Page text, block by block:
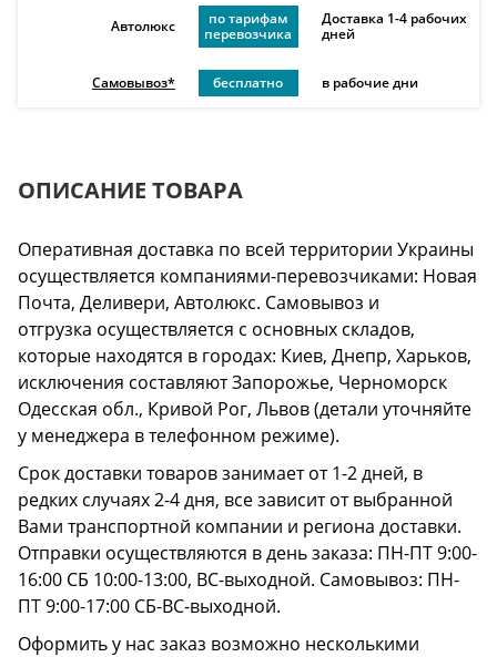
Автолюкс
по тарифам
перевозчика
Доставка 1-4 рабочих
дней
Самовывоз* бесплатно в рабочие дни
ОПИСАНИЕ ТОВАРА
Оперативная доставка по всей территории Украины
осуществляется компаниями-перевозчиками: Новая
Почта, Деливери, Автолюкс. Самовывоз и
отгрузка осуществляется с основных складов,
которые находятся в городах: Киев, Днепр, Харьков,
исключения составляют Запорожье, Черноморск
Одесская обл., Кривой Рог, Львов (детали уточняйте
у менеджера в телефонном режиме).
Срок доставки товаров занимает от 1-2 дней, в
редких случаях 2-4 дня, все зависит от выбранной
Вами транспортной компании и региона доставки.
Отправки осуществляются в день заказа: ПН-ПТ 9:00-
16:00 СБ 10:00-13:00, ВС-выходной. Самовывоз: ПН-
ПТ 9:00-17:00 СБ-ВС-выходной.
Оформить у нас заказ возможно несколькими